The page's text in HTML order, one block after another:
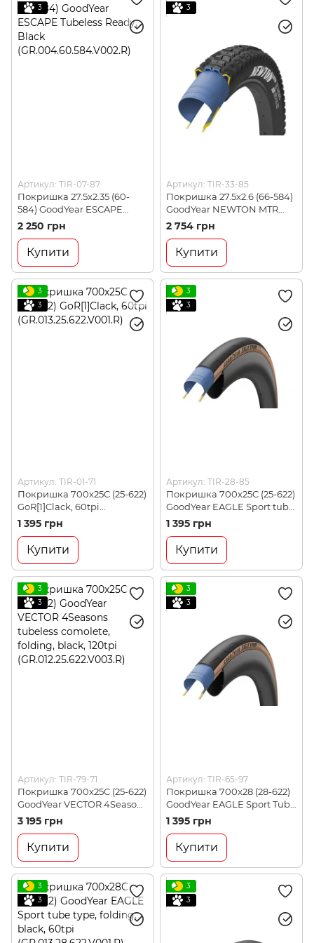
3
Артикул: TIR-07-87
Покришка 27.5x2.35 (60-
584) GoodYear ESCAPE
Tubeless Ready, Black
(GR.004.60.584.V002.R)
2 250 грн
Купити
3
Артикул: TIR-33-85
Покришка 27.5x2.6 (66-584)
GoodYear NEWTON MTR
Trail Tubeless Complete,
(GR.014.66.584.V002.R)
2 754 грн
Купити
3
3
Артикул: TIR-01-71
Покришка 700x25C (25-622)
GoR[1]Clack, 60tpi
(GR.013.25.622.V001.R)
1 395 грн
Купити
3
3
Артикул: TIR-28-85
Покришка 700x25C (25-622)
GoodYear EAGLE Sport tube
type, folding, black/tan,
60tpi (GR.013.25.622.V002.R)
1 395 грн
Купити
3
3
Артикул: TIR-79-71
Покришка 700x25C (25-622)
GoodYear VECTOR 4Seasons
tubeless comolete, folding,
black, 120tpi
(GR.012.25.622.V003.R)
3 195 грн
Купити
3
3
Артикул: TIR-65-97
Покришка 700x28 (28-622)
GoodYear EAGLE Sport Tube
Type,Tan
(GR.013.28.622.V002.R)
1 395 грн
Купити
3
3
3
3